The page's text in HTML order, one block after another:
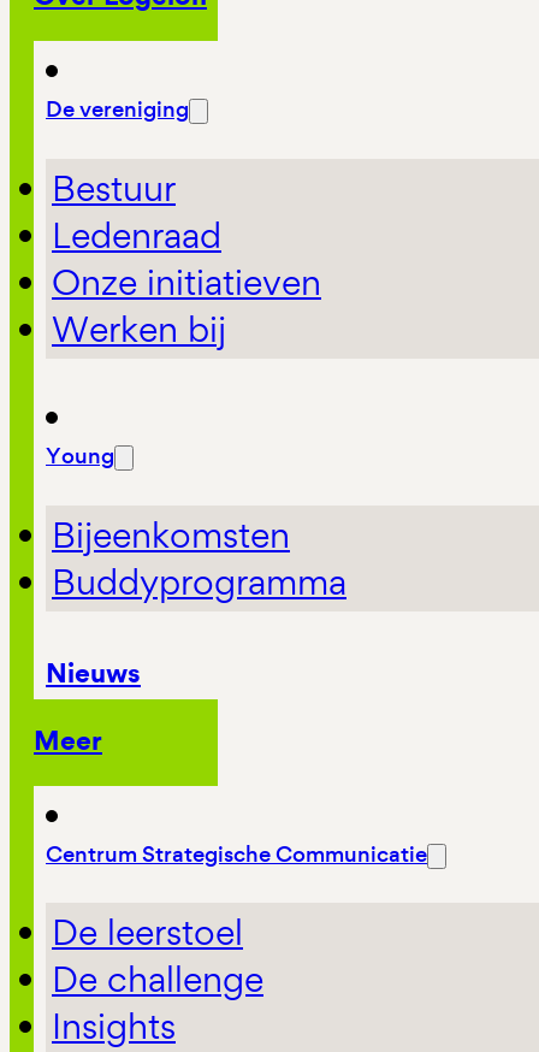
De vereniging
Bestuur
Ledenraad
Onze initiatieven
Werken bij
Young
Bijeenkomsten
Buddyprogramma
Nieuws
Meer
Centrum Strategische Communicatie
De leerstoel
De challenge
Insights